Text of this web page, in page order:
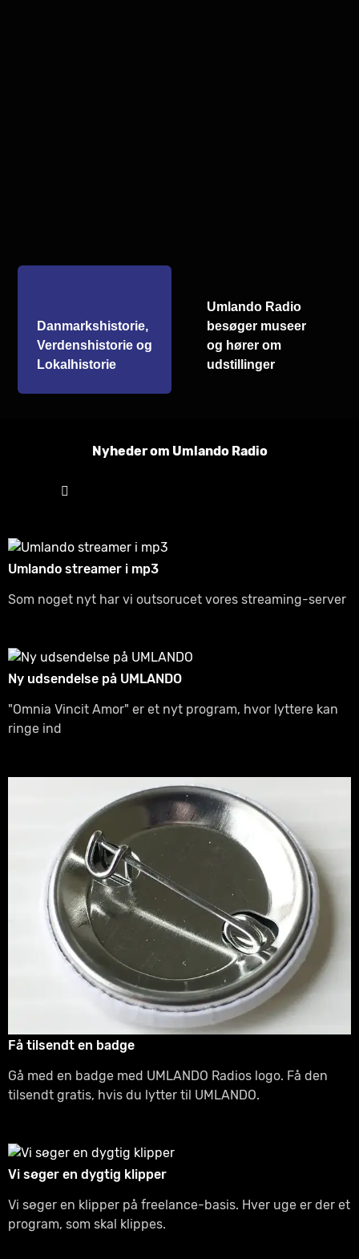
Danmarkshistorie,
Verdenshistorie og
Lokalhistorie
Umlando Radio
besøger museer
og hører om
udstillinger
Nyheder om Umlando Radio
Umlando streamer i mp3
Som noget nyt har vi outsorucet vores streaming-server
Ny udsendelse på UMLANDO
"Omnia Vincit Amor" er et nyt program, hvor lyttere kan
ringe ind
Få tilsendt en badge
Gå med en badge med UMLANDO Radios logo. Få den
tilsendt gratis, hvis du lytter til UMLANDO.
Vi søger en dygtig klipper
Vi søger en klipper på freelance-basis. Hver uge er der et
program, som skal klippes.